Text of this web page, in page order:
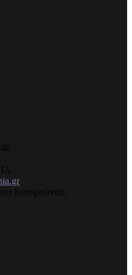
διατηρούνται.